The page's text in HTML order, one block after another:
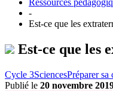
Ressources
-
Est-ce que les
Est-ce que les
Cycle 3SciencesPréparer sa
Publié le 20 novembre